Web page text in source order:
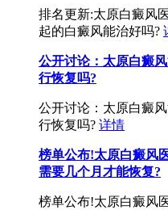
排名更新:太原白癜风
起的白癜风能治好吗?
公开讨论：太原白癜
行恢复吗?
公开讨论：太原白癜
行恢复吗? 详情
榜单公布!太原白癜风
需要几个月才能恢复?
榜单公布!太原白癜风